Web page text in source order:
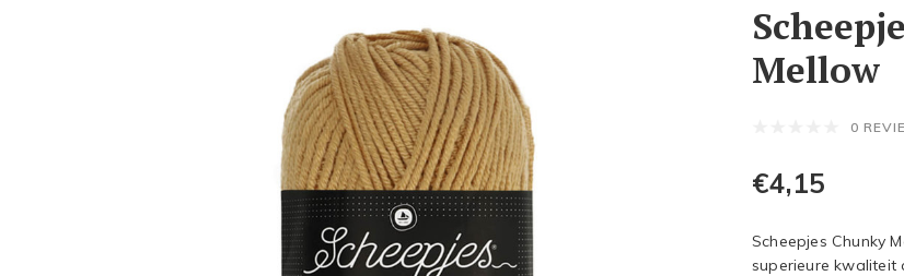
Mellow
0
€4,15
Scheepjes Chunky
superieure kwaliteit